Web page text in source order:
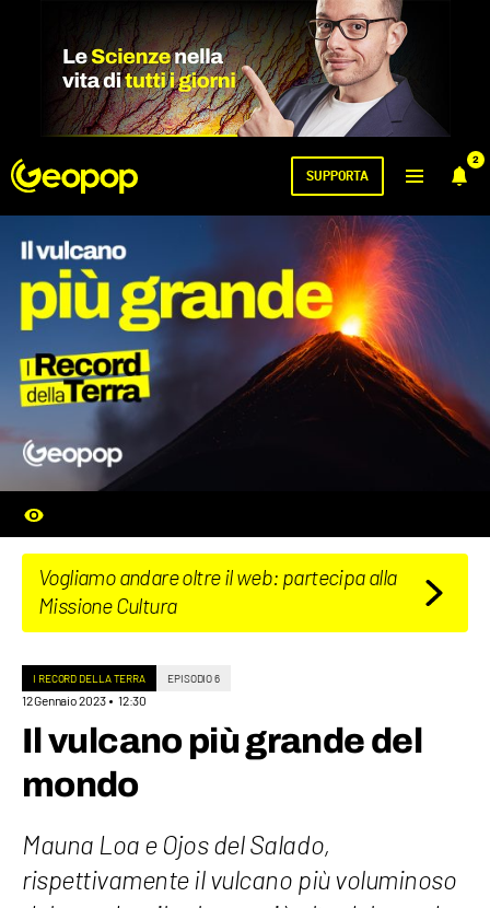
2
SUPPORTA
Vogliamo andare oltre il web: partecipa alla
Missione Cultura
I RECORD DELLA TERRA EPISODIO 6
12 Gennaio 2023 12:30
Il vulcano più grande del
mondo
Mauna Loa e Ojos del Salado,
rispettivamente il vulcano più voluminoso